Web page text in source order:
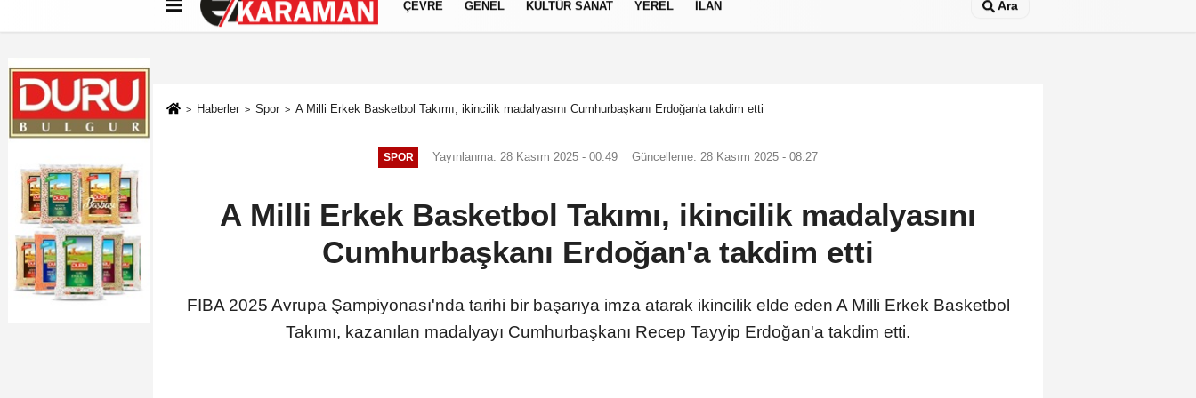
Künye İletişim Çerez Politikası Gizlilik İlkeleri
ÇEVRE GENEL KÜLTÜR SANAT YEREL İLAN Ara
Haberler Spor A Milli Erkek Basketbol Takımı, ikincilik madalyasını Cumhurbaşkanı Erdoğan'a takdim etti
SPOR Yayınlanma: 28 Kasım 2025 - 00:49 Güncelleme: 28 Kasım 2025 - 08:27
A Milli Erkek Basketbol Takımı, ikincilik madalyasını
Cumhurbaşkanı Erdoğan'a takdim etti
FIBA 2025 Avrupa Şampiyonası'nda tarihi bir başarıya imza atarak ikincilik elde eden A Milli Erkek Basketbol
Takımı, kazanılan madalyayı Cumhurbaşkanı Recep Tayyip Erdoğan'a takdim etti.